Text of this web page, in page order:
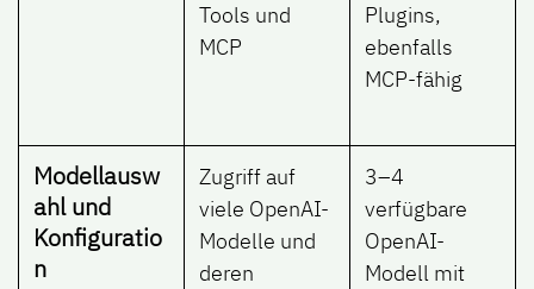
Tools und
MCP
Plugins,
ebenfalls
MCP-fähig
Modellausw
ahl und
Konfiguratio
n
Zugriff auf
viele OpenAI-
Modelle und
deren
3–4
verfügbare
OpenAI-
Modell mit